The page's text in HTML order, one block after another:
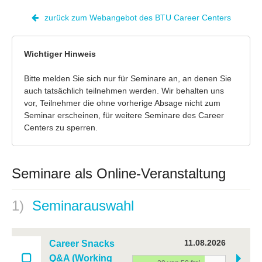
zurück zum Webangebot des BTU Career Centers
Wichtiger Hinweis
Bitte melden Sie sich nur für Seminare an, an denen Sie
auch tatsächlich teilnehmen werden. Wir behalten uns
vor, Teilnehmer die ohne vorherige Absage nicht zum
Seminar erscheinen, für weitere Seminare des Career
Centers zu sperren.
Seminare als Online-Veranstaltung
1) Seminarauswahl
Career Snacks
Q&A (Working
11.08.2026